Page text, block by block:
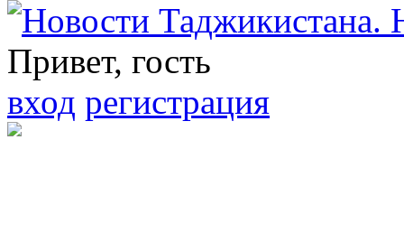
Привет, гость
вход регистрация